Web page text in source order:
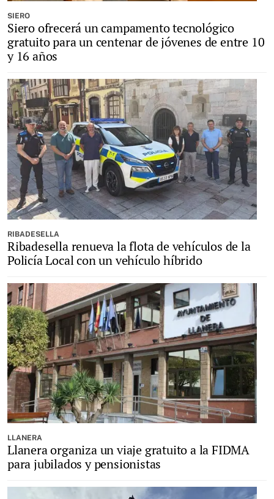
SIERO
Siero ofrecerá un campamento tecnológico
gratuito para un centenar de jóvenes de entre 10
y 16 años
RIBADESELLA
Ribadesella renueva la flota de vehículos de la
Policía Local con un vehículo híbrido
LLANERA
Llanera organiza un viaje gratuito a la FIDMA
para jubilados y pensionistas